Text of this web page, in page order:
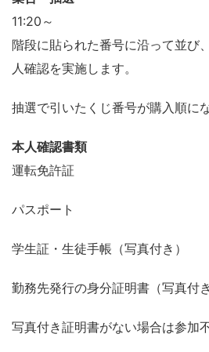
11:20～
階段に貼られた番号に沿って並び
人確認を実施します。
抽選で引いたくじ番号が購入順に
本人確認書類
運転免許証
パスポート
学生証・生徒手帳（写真付き）
勤務先発行の身分証明書（写真付き
写真付き証明書がない場合は参加不